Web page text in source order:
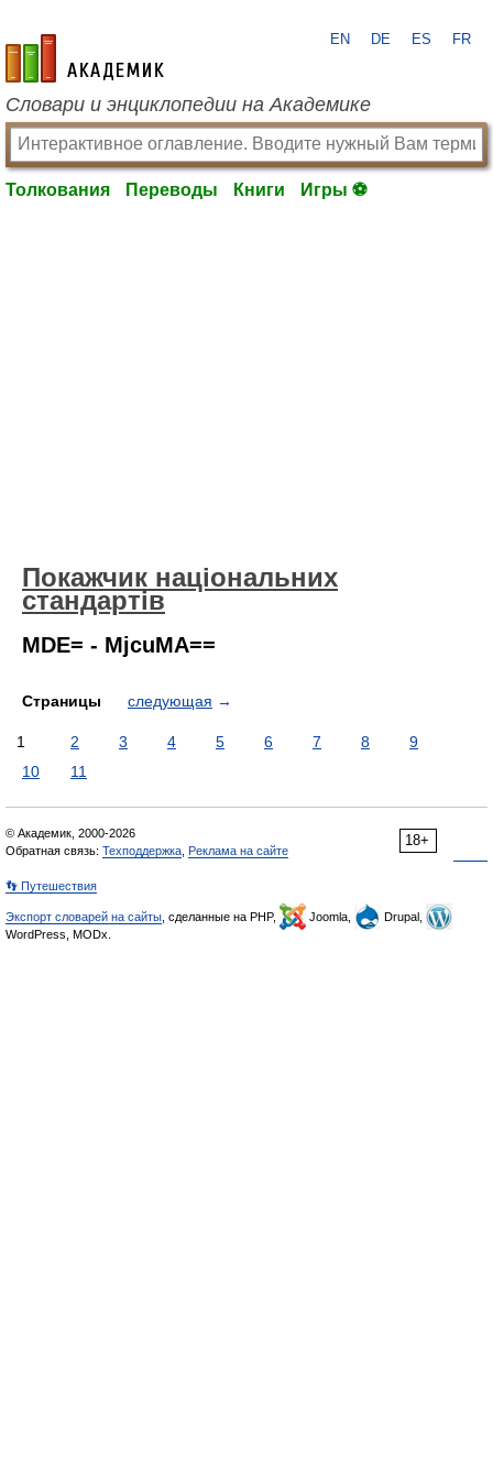
academic.ru
EN DE ES FR
Словари и энциклопедии на Академике
Толкования Переводы Книги Игры ⚽
Покажчик національних
стандартів
MDE= - MjcuMA==
Страницы следующая →
1 2 3 4 5 6 7 8
9
10
11
18+
© Академик, 2000-2026
Обратная связь: Техподдержка Реклама на сайте
👣 Путешествия
Экспорт словарей на сайты , сделанные на PHP, Joomla,
Drupal,
WordPress, MODx.